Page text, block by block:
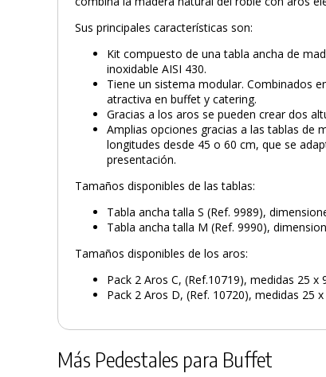
Sus principales características son:
Kit compuesto de una tabla ancha de
inoxidable AISI 430.
Tiene un sistema modular. Combinados
atractiva en buffet y catering.
Gracias a los aros se pueden crear dos
Amplias opciones gracias a las tablas de
longitudes desde 45 o 60 cm, que se
presentación.
Tamaños disponibles de las tablas:
Tabla ancha talla S (Ref. 9989),
Tabla ancha talla M (Ref. 9990),
Tamaños disponibles de los aros:
Pack 2 Aros C, (Ref.10719), medidas 25 x
Pack 2 Aros D, (Ref. 10720), medidas 25
Más Pedestales para Buffet